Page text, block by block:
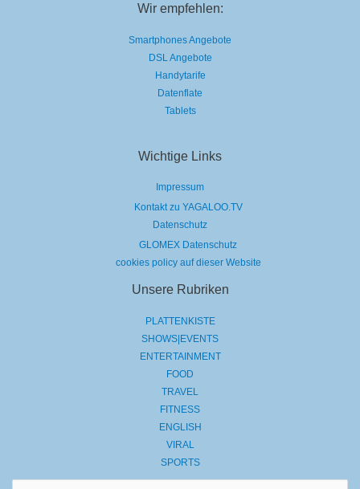
Wir empfehlen:
Smartphones Angebote
DSL Angebote
Handytarife
Datenflate
Tablets
Wichtige Links
Impressum
Kontakt zu YAGALOO.TV
Datenschutz
GLOMEX Datenschutz
cookies policy auf dieser Website
Unsere Rubriken
PLATTENKISTE
SHOWS|EVENTS
ENTERTAINMENT
FOOD
TRAVEL
FITNESS
ENGLISH
VIRAL
SPORTS